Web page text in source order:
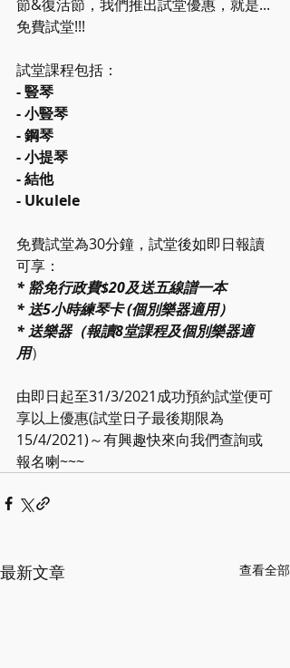
節&復活節，我們推出試堂優惠，就是...
免費試堂!!!
試堂課程包括：
- 豎琴
- 小豎琴
- 鋼琴
- 小提琴
- 結他
- Ukulele
免費試堂為30分鐘，試堂後如即日報讀
可享：
* 豁免行政費$20及送五線譜一本
* 送5小時練琴卡 (個別樂器適用）
* 送樂器（報讀8堂課程及個別樂器適
用）
由即日起至31/3/2021成功預約試堂便可
享以上優惠(試堂日子最後期限為
15/4/2021)～有興趣快來向我們查詢或
報名喇~~~
最新文章 查看全部